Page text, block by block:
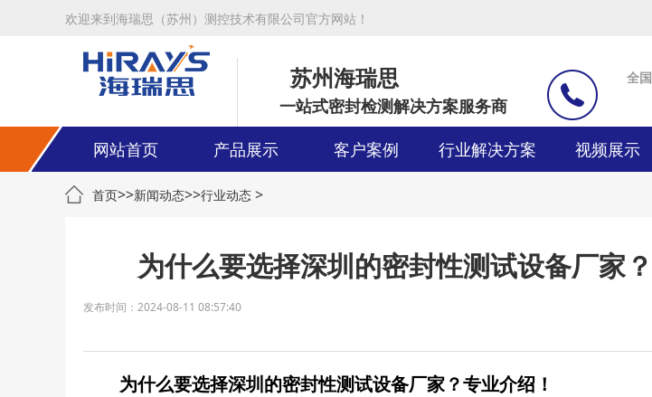
欢迎来到海瑞思（苏州）测控技术有限公司官方网站！
苏州海瑞思
一站式密封检测解决方案服务商
全
网站首页 产品展示 客户案例 行业解决方案 视频展示
首页>>新闻动态>>行业动态 >
为什么要选择深圳的密封性测试设备厂家
发布时间：2024-08-11 08:57:40
为什么要选择深圳的密封性测试设备厂家？专业介绍！